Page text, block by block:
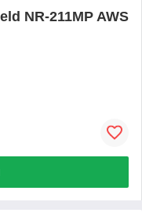
NR-211MP AWS